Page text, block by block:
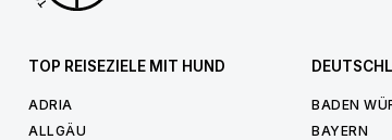
TOP REISEZIELE MIT HUND
ADRIA
ALLGÄU
BADEN
BAYERN